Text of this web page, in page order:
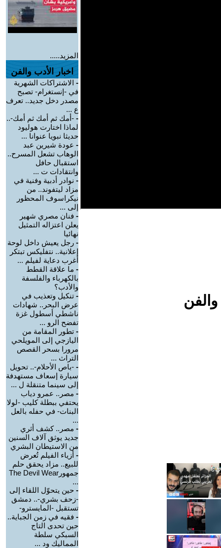
المزيد.....
اخبار الأدب والفن
- الاشتراكات الشهرية
في -إنستغرام- تصبح
مصدر دخل جديد.. تعرف
ع ...
- -أمك ثم أمك ثم أمك-..
لماذا اختارت هوليود
حديثا نبويا عنوانا ...
- عودة شيرين عبد
الوهاب تشعل المسرح..
استقبال حافل
وانتقادات ت ...
- نوادر أدبية وفنية في
مزاد ليتفوند.. من
نيكراسوف المحظور
إلى ...
- فنان مصري شهير
يعلن اعتزاله التمثيل
نهائيا
- رجل يعيش داخل لوحة
إعلانية.. نتفليكس تبتكر
أغرب دعاية لفيلم ...
- ما علاقة القطط
بالكهرباء والفلسفة
والأدب؟
- تنكيل وتعذيب في
عرض البحر.. شهادات
ناشطي أسطول غزة
تفضح الرو ...
- تطور المقامة من
اليازجي إلى المويلحي
مرورا بسحر القصص
التراث ...
- -باص الأحلام-.. تحويل
سيارة إسعاف مستهدفة
إلى سينما متنقلة ل ...
- مصر.. عمرو دياب
يحتفي ببطلة كليب -لولا
البنات- في حفله بالعل
...
- مصر.. كشف أثري
جديد يوثق آلاف السنين
من الاستيطان البشري
- أزياء الفيلم تُعرض
للبيع.. مزاد يحقق حلم
جمهورThe Devil Wear
...
- حين يتحوّل اللقاء إلى
-زحف بشري-.. دمشق
تستقبل -المايسترو-
- فقيه في زمن الجباية..
حين تحدى التاج
السبكي سلطة
المماليك ود ...